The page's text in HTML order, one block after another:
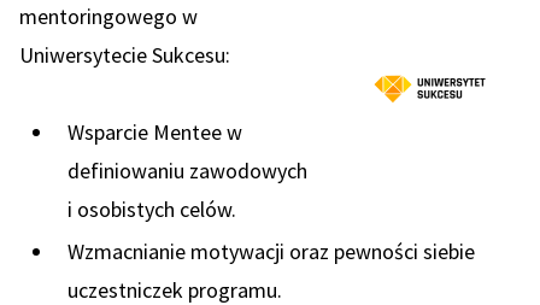
mentoringowego w
Uniwersytecie Sukcesu:
Wsparcie Mentee w
definiowaniu zawodowych
i osobistych celów.
Wzmacnianie motywacji oraz pewności siebie
uczestniczek programu.